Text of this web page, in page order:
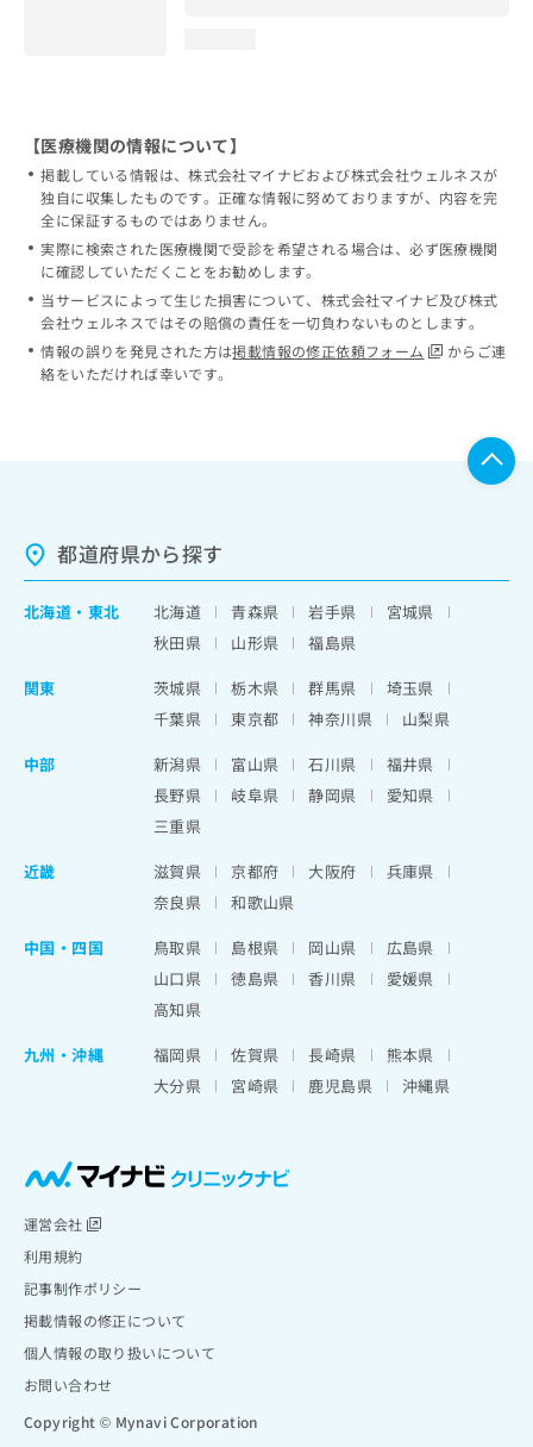
【医療機関の情報について】
掲載している情報は、株式会社マイナビおよび株式会社ウェルネスが
独自に収集したものです。正確な情報に努めておりますが、内容を完
全に保証するものではありません。
実際に検索された医療機関で受診を希望される場合は、必ず医療機関
に確認していただくことをお勧めします。
当サービスによって生じた損害について、株式会社マイナビ及び株式
会社ウェルネスではその賠償の責任を一切負わないものとします。
情報の誤りを発見された方は掲載情報の修正依頼フォーム
からご連
絡をいただければ幸いです。
都道府県から探す
北海道 ・ 東北 北海道 青森県 岩手県
宮城県
秋田県
山形県
福島県
関東
茨城県 栃木県 群馬県
埼玉県
千葉県
東京都 神奈川県
山梨県
中部
新潟県 富山県 石川県
福井県
長野県
岐阜県 静岡県
愛知県
三重県
近畿
滋賀県 京都府 大阪府
兵庫県
奈良県
和歌山県
中国・四国
鳥取県 島根県 岡山県
広島県
山口県
徳島県 香川県
愛媛県
高知県
九州・沖縄
福岡県 佐賀県 長崎県
熊本県
大分県
宮崎県 鹿児島県 沖縄県
運営会社
利用規約
記事制作ポリシー
掲載情報の修正について
個人情報の取り扱いについて
お問い合わせ
Copyright © Mynavi Corporation